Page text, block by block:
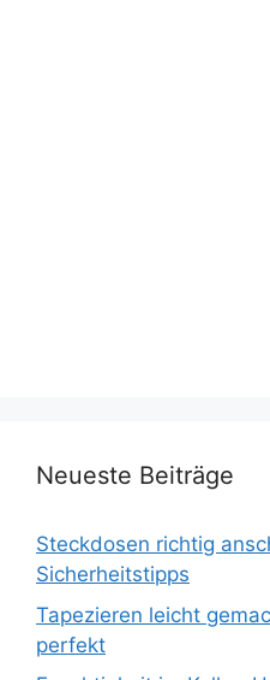
Neueste Beiträge
Steckdosen richtig
Sicherheitstipps
Tapezieren leicht
perfekt